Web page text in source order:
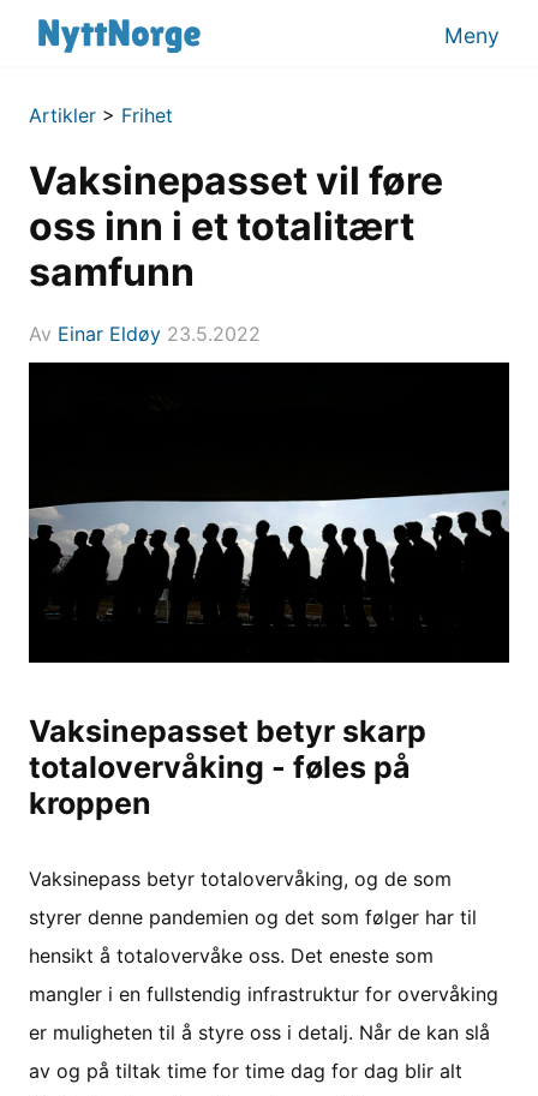
Meny
Artikler > Frihet
Vaksinepasset vil føre
oss inn i et totalitært
samfunn
Av Einar Eldøy 23.5.2022
Vaksinepasset betyr skarp
totalovervåking - føles på
kroppen
Vaksinepass betyr totalovervåking, og de som
styrer denne pandemien og det som følger har til
hensikt å totalovervåke oss. Det eneste som
mangler i en fullstendig infrastruktur for overvåking
er muligheten til å styre oss i detalj. Når de kan slå
av og på tiltak time for time dag for dag blir alt